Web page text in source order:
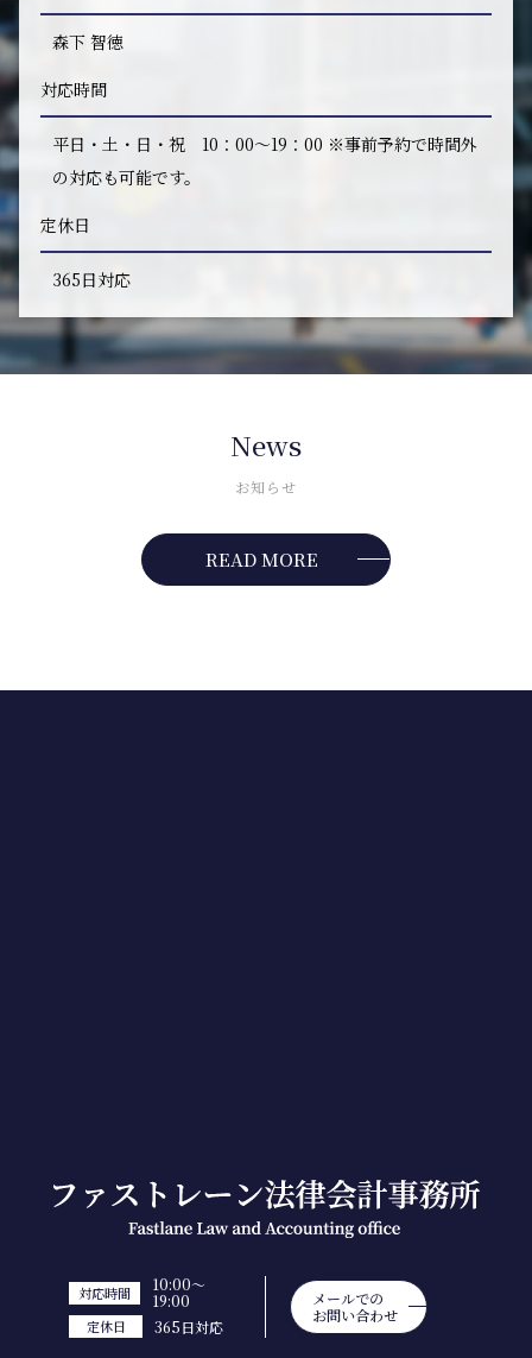
森下 智徳
対応時間
平日・土・日・祝 10：00～19：00 ※事前予約で時間外
の対応も可能です。
定休日
365日対応
News
お知らせ
READ MORE
対応時間
10:00～
19:00
定休日 365日対応
メールでの
お問い合わせ